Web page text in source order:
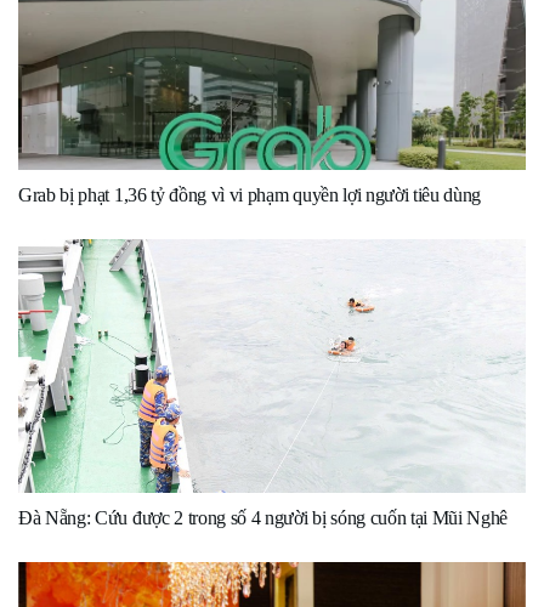
Grab bị phạt 1,36 tỷ đồng vì vi phạm quyền lợi người tiêu dùng
Đà Nẵng: Cứu được 2 trong số 4 người bị sóng cuốn tại Mũi Nghê